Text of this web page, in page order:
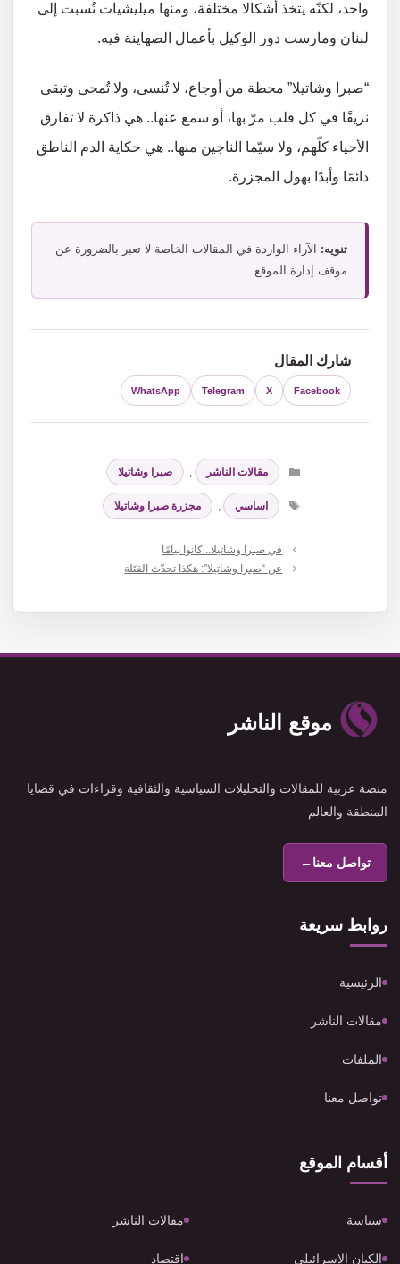
واحد، لكنّه يتخذ أشكالا مختلفة، ومنها ميليشيات نُسبت إلى
لبنان ومارست دور الوكيل بأعمال الصهاينة فيه.
“صبرا وشاتيلا” محطة من أوجاع، لا تُنسى، ولا تُمحى وتبقى
نزيفًا في كل قلب مرّ بها، أو سمع عنها.. هي ذاكرة لا تفارق
الأحياء كلّهم، ولا سيّما الناجين منها.. هي حكاية الدم الناطق
دائمًا وأبدًا بهول المجزرة.
تنويه: الآراء الواردة في المقالات الخاصة لا تعبر بالضرورة عن
موقف إدارة الموقع.
شارك المقال
Facebook
X
Telegram
WhatsApp
التصنيفات
مقالات الناشر ,
صبرا وشاتيلا
الوسوم
اساسي , مجزرة صبرا وشاتيلا
في صبرا وشاتيلا.. كانوا نيامًا
عن “صبرا وشاتيلا”: هكذا تحدّث القتَلة
موقع الناشر
منصة عربية للمقالات والتحليلات السياسية والثقافية وقراءات في قضايا
المنطقة والعالم
تواصل معنا←
روابط سريعة
الرئيسية
مقالات الناشر
الملفات
تواصل معنا
أقسام الموقع
سياسة مقالات الناشر
الكيان الإسرائيلي اقتصاد